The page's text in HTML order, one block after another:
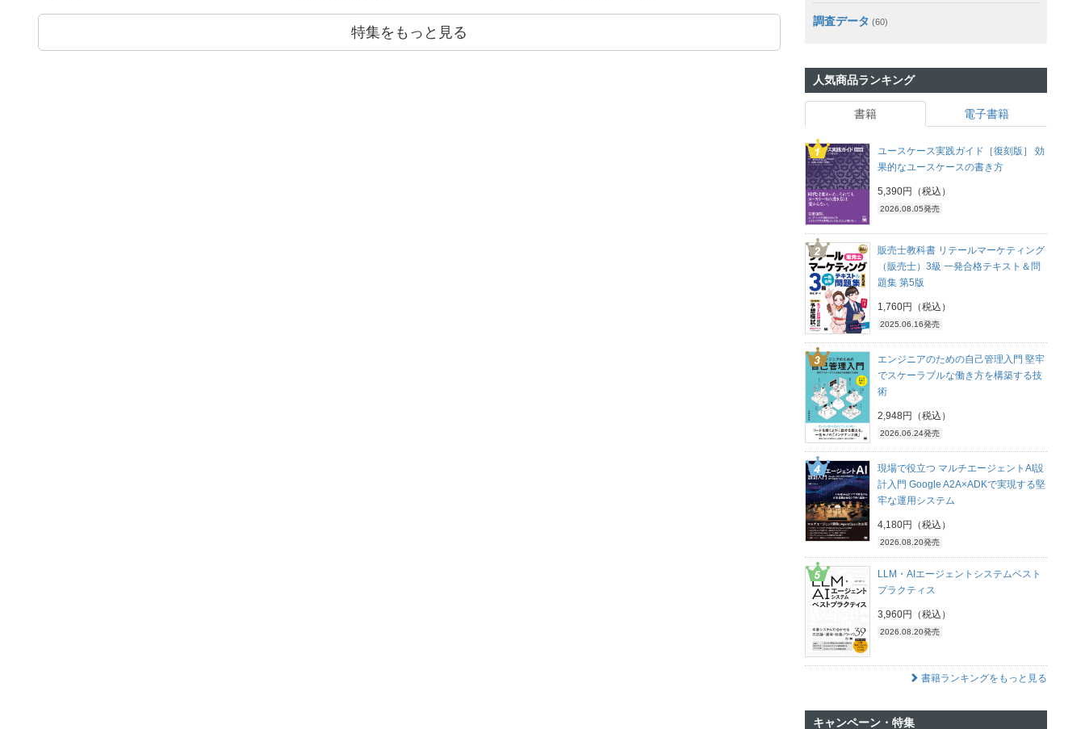
特集をもっと見る
調査データ (60)
人気商品ランキング
書籍 電子書籍
ユースケース実践ガイド［復刻版］ 効
果的なユースケースの書き方
5,390円（税込）
2026.08.05発売
販売士教科書 リテールマーケティング
（販売士）3級 一発合格テキスト＆問
題集 第5版
1,760円（税込）
2025.06.16発売
エンジニアのための自己管理入門 堅牢
でスケーラブルな働き方を構築する技
術
2,948円（税込）
2026.06.24発売
現場で役立つ マルチエージェントAI設
計入門 Google A2A×ADKで実現する堅
牢な運用システム
4,180円（税込）
2026.08.20発売
LLM・AIエージェントシステムベスト
プラクティス
3,960円（税込）
2026.08.20発売
書籍ランキングをもっと見る
キャンペーン・特集